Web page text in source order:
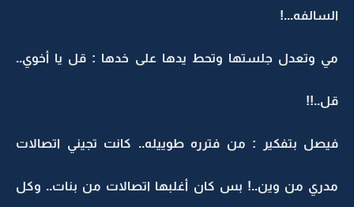
السالفه...!
مي وتعدل جلستها وتحط يدها على خدها : قل يا أخوي..
قل..!!
فيصل بتفكير : من فترره طوييله.. كانت تجيني اتصالات
مدري من وين..! بس كان أغلبها اتصالات من بنات.. وكل